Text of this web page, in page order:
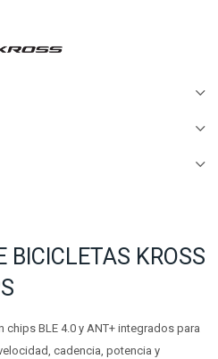
BICICLETAS KROSS
BLE 4.0 y ANT+ integrados para
cadencia, potencia y